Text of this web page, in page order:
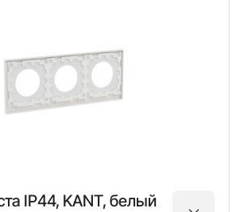
IP44, KANT, белый